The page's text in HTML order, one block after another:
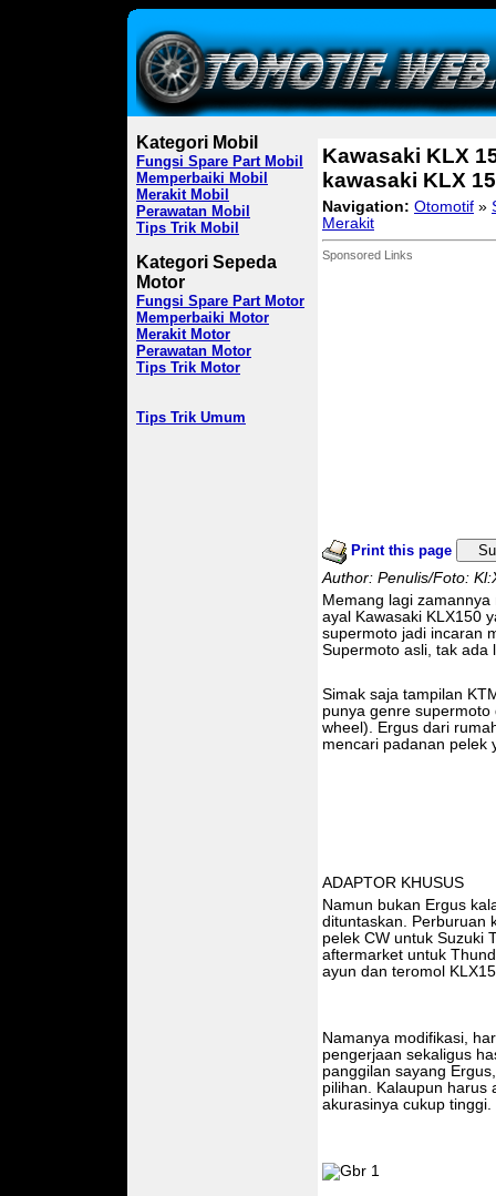
Kategori Mobil
Fungsi Spare Part Mobil
Memperbaiki Mobil
Merakit Mobil
Perawatan Mobil
Tips Trik Mobil
Kategori Sepeda
Motor
Fungsi Spare Part Motor
Memperbaiki Motor
Merakit Motor
Perawatan Motor
Tips Trik Motor
Tips Trik Umum
Kawasaki KLX
kawasaki KLX
Navigation: Otomotif »
Merakit
Sponsored Links
Print this page
Author: Penulis/Foto:
Memang lagi
ayal Kawasaki KLX150
supermoto jadi incaran
Supermoto asli, tak ada
Simak saja tampilan
punya genre
wheel). Ergus dari
mencari padanan pelek
ADAPTOR KHUSUS
Namun bukan Ergus
dituntaskan. Perburuan
pelek CW untuk Suzuki
aftermarket untuk
ayun dan teromol
Namanya modifikasi,
pengerjaan sekaligus
panggilan sayang
pilihan. Kalaupun harus
akurasinya cukup tinggi.